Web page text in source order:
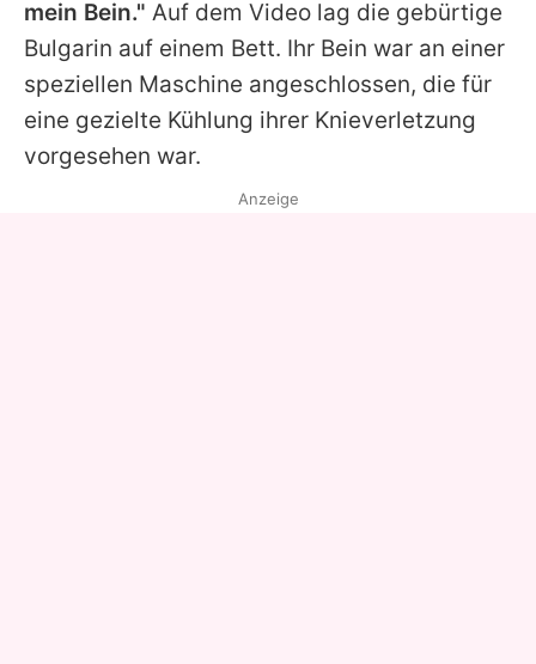
mein Bein." Auf dem Video lag die gebürtige
Bulgarin auf einem Bett. Ihr Bein war an einer
speziellen Maschine angeschlossen, die für
eine gezielte Kühlung ihrer Knieverletzung
vorgesehen war.
Anzeige